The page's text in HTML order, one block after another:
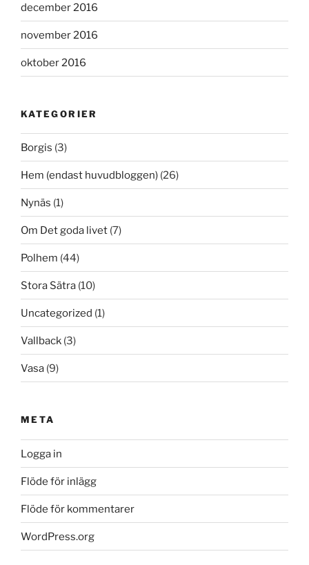
december 2016
november 2016
oktober 2016
KATEGORIER
Borgis (3)
Hem (endast huvudbloggen) (26)
Nynäs (1)
Om Det goda livet (7)
Polhem (44)
Stora Sätra (10)
Uncategorized (1)
Vallback (3)
Vasa (9)
META
Logga in
Flöde för inlägg
Flöde för kommentarer
WordPress.org